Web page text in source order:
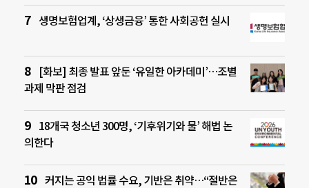
생명보험업계, ‘상생금융’ 통한 사회공헌 실시
[화보] 최종 발표 앞둔 ‘유일한 아카데미’…조별
과제 막판 점검
18개국 청소년 300명, ‘기후위기와 물’ 해법 논
의한다
커지는 공익 법률 수요, 기반은 취약…“절반은